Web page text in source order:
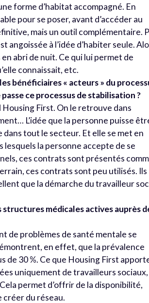
forme d’habitat accompagné. En
pour se poser, avant d’accéder au
mais un outil complémentaire.
angoissée à l’idée d’habiter seule.
abri de nuit. Ce qui lui permet de
connaissait, etc.
bénéficiaires « acteurs » du
ce processus de stabilisation ?
Housing First. On le retrouve dans
L’idée que la personne puisse
dans tout le secteur. Et elle se met en
la personne accepte de se
ces contrats sont présentés
ces contrats sont peu utilisés. Ils
que la démarche du travailleur
médicales actives auprès
de problèmes de santé mentale se
en effet, que la prévalence
de 30 %. Ce que Housing First
uniquement de travailleurs sociaux,
permet d’offrir de la disponibilité,
créer du réseau.